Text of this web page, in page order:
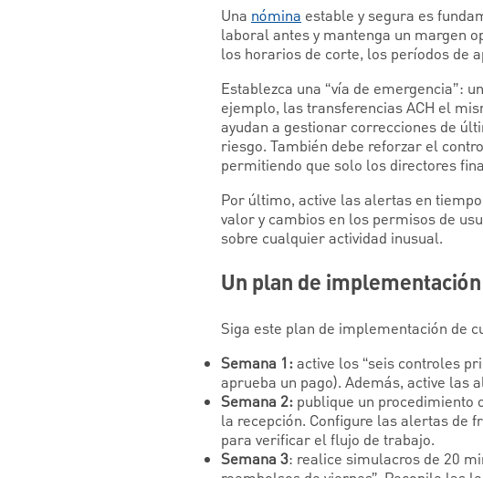
Una nómina estable y segura es
laboral antes y mantenga un margen
los horarios de corte, los períodos de
Establezca una “vía de emergencia”:
ejemplo, las transferencias ACH el
ayudan a gestionar correcciones de
riesgo. También debe reforzar el
permitiendo que solo los directores
Por último, active las alertas en
valor y cambios en los permisos de
sobre cualquier actividad inusual.
Un plan de
Siga este plan de implementación de
Semana 1:active los “seis controles
aprueba un pago). Además, active las
Semana 2: publique un procedimiento
la recepción. Configure las alertas de
para verificar el flujo de trabajo.
Semana 3: realice simulacros de 20